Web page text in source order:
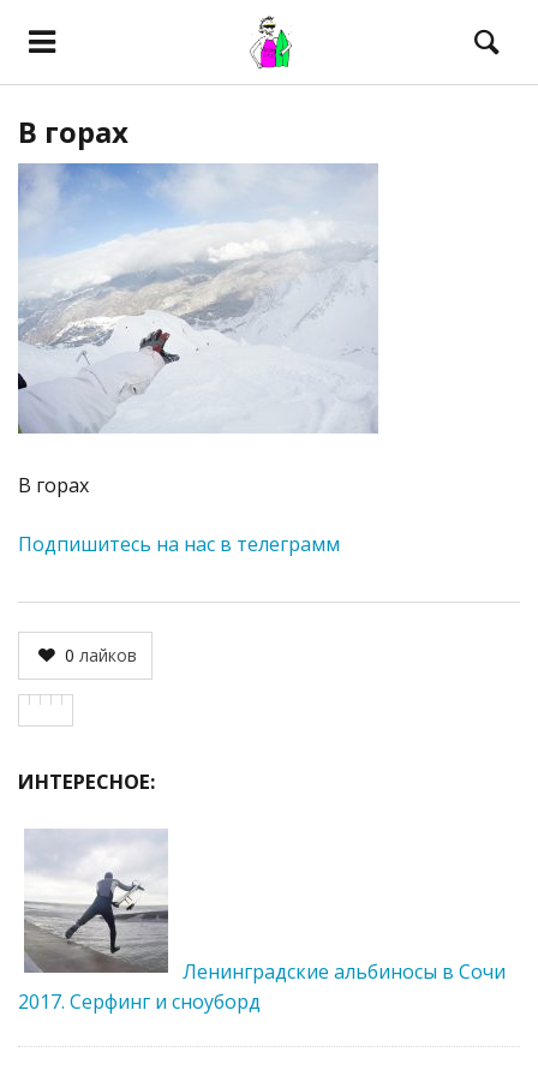
В горах
В горах
Подпишитесь на нас в телеграмм
0 лайков
ИНТЕРЕСНОЕ:
Ленинградские альбиносы в Сочи
2017. Серфинг и сноуборд